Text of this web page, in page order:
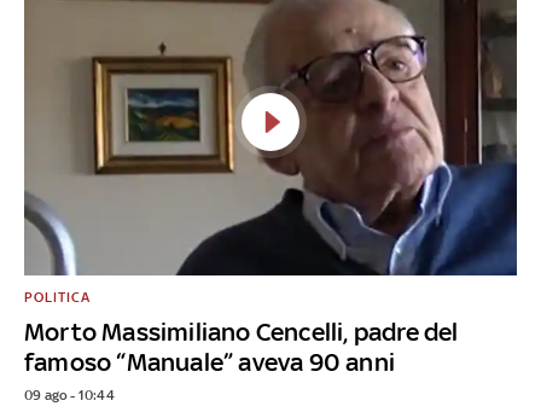
Morto Massimiliano Cencelli, padre del
famoso “Manuale” aveva 90 anni
POLITICA
09 ago - 10:44